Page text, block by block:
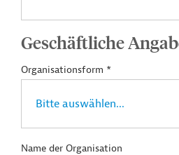
Geschäftliche
Organisationsform *
Name der Organisation